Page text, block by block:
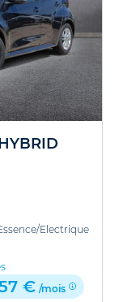
Electrique
€ /mois